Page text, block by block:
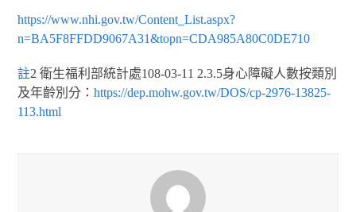
https://www.nhi.gov.tw/Content_List.aspx?
n=BA5F8FFDD9067A31&topn=CDA985A80C0DE710
註2 衛生福利部統計處108-03-11 2.3.5身心障礙人數按類別
及年齡別分：https://dep.mohw.gov.tw/DOS/cp-2976-13825-
113.html